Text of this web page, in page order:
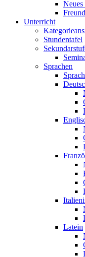
Unterricht
Stundentafel
Sprachen
Latein